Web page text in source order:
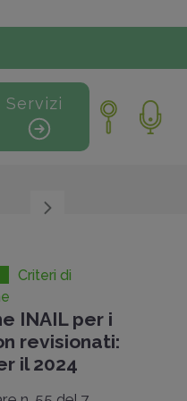
Servizi
Criteri di
INAIL per i
revisionati:
il 2024